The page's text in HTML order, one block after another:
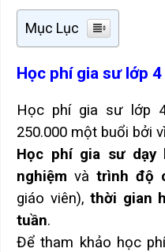
Mục Lục
Học phí gia sư lớp
Học phí gia sư lớp
250.000 một buổi bởi
Học phí gia sư dạy
nghiệm và trình độ
giáo viên),thời gian
tuần.
Để tham khảo học